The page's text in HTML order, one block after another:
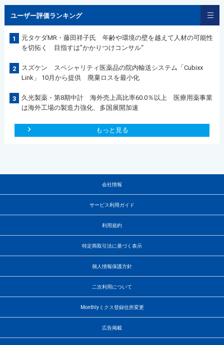
ユーザー評価ランキング
1
元タケダMR・藤田祥子氏 年齢や環境の壁を越えて人材の可能性
を切拓く 目指すは”かかりつけコンサル“
2
スズケン スペシャリティ医薬品の院内輸送システム「Cubixx
Link」 10月から提供 廃棄ロスを最小化
3
久光製薬・第8期中計 海外売上高比率60.0％以上 医療用薬事業
は海外工場の製造力強化、多国展開加速
もっと見る
会社情報
サービス利用ガイド
利用規約
特定商取引法に基づく表示
個人情報保護方針
二次利用について
Monthlyミクス登録住所変更
広告掲載